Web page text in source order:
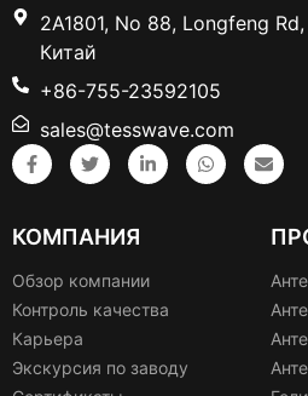
2A1801, No 88, Longfeng
Китай
+86-755-23592105
sales@tesswave.com
КОМПАНИЯ
Обзор компании
Контроль качества
Карьера
Экскурсия по заводу